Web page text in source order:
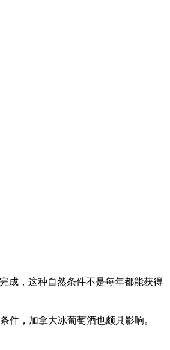
成，这种自然条件不是每年都能获得
件，加拿大冰葡萄酒也颇具影响。